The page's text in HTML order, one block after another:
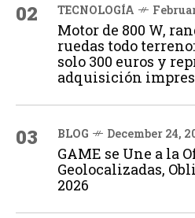
02 TECNOLOGÍA
Motor de 800 W,
ruedas todo
solo 300 euros y
adquisición
03 BLOG December 24,
GAME se Une a la
Geolocalizadas,
2026